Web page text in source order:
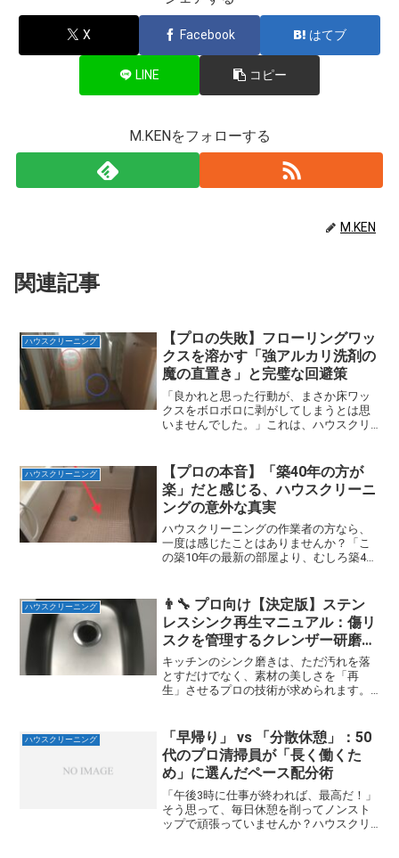
X Facebook はてブ
LINE コピー
M.KENをフォローする
M.KEN
関連記事
ハウスクリーニング
【プロの失敗】フローリングワッ
クスを溶かす「強アルカリ洗剤の
魔の直置き」と完璧な回避策
「良かれと思った行動が、まさか床ワッ
クスをボロボロに剥がしてしまうとは思
いませんでした。」これは、ハウスクリ
しまった大きな失敗談です。現場は比較
的綺麗でしたが、「横着...
ハウスクリーニング
【プロの本音】「築40年の方が
楽」だと感じる、ハウスクリーニ
ングの意外な真実
ハウスクリーニングの作業者の方なら、
一度は感じたことはありませんか？「こ
の築10年の最新の部屋より、むしろ築40
ンのコテコテ油汚れやタバコのヤニがひ
どい現場は例外ですが...
ハウスクリーニング
👨‍🔧 プロ向け【決定版】ステン
レスシンク再生マニュアル：傷リ
スクを管理するクレンザー研磨術
と酸性ハイブリッド洗浄
キッチンのシンク磨きは、ただ汚れを落
とすだけでなく、素材の美しさを「再
生」させるプロの技術が求められます。
うと力を入れすぎると、新しいシンクで
も致命的な「傷」をつけてし...
ハウスクリーニング
「早帰り」 vs 「分散休憩」：50
代のプロ清掃員が「長く働くた
め」に選んだペース配分術
「午後3時に仕事が終われば、最高だ！」
そう思って、毎日休憩を削ってノンスト
ップで頑張っていませんか？ハウスクリ